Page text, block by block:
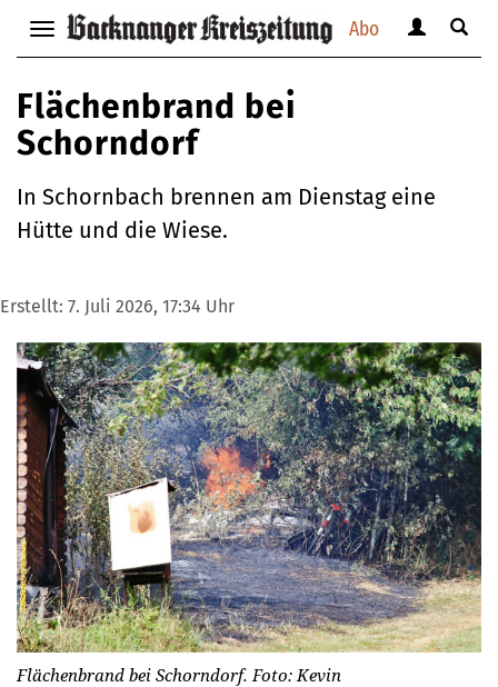
Abo
Navigation
anzeigen
bzw.
verbergen
anzeigen
Suche
Flächenbrand bei
Schorndorf
In Schornbach brennen am Dienstag eine
Hütte und die Wiese.
Erstellt: 7. Juli 2026, 17:34 Uhr
Flächenbrand bei Schorndorf. Foto: Kevin